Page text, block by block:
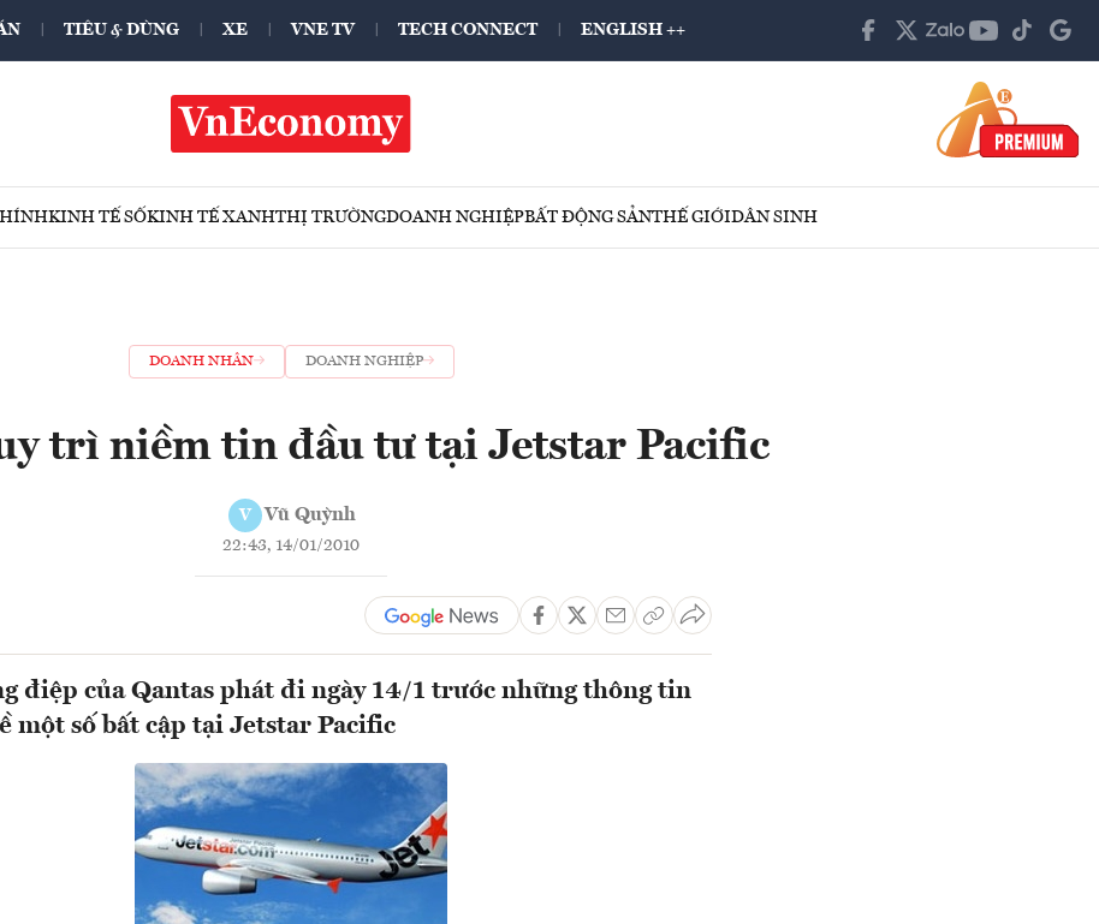
TIÊU & DÙNG XE VNE TV TECH CONNECT ENGLISH ++
KINH TẾ SỐKINH TẾ XANHTHỊ TRƯỜNGDOANH NGHIỆPBẤT ĐỘNG SẢNTHẾ GIỚIDÂN SINH
DOANH NHÂN DOANH NGHIỆP
trì niềm tin đầu tư tại Jetstar Pacific
V Vũ Quỳnh
22:43, 14/01/2010
điệp của Qantas phát đi ngày 14/1 trước những thông tin
một số bất cập tại Jetstar Pacific